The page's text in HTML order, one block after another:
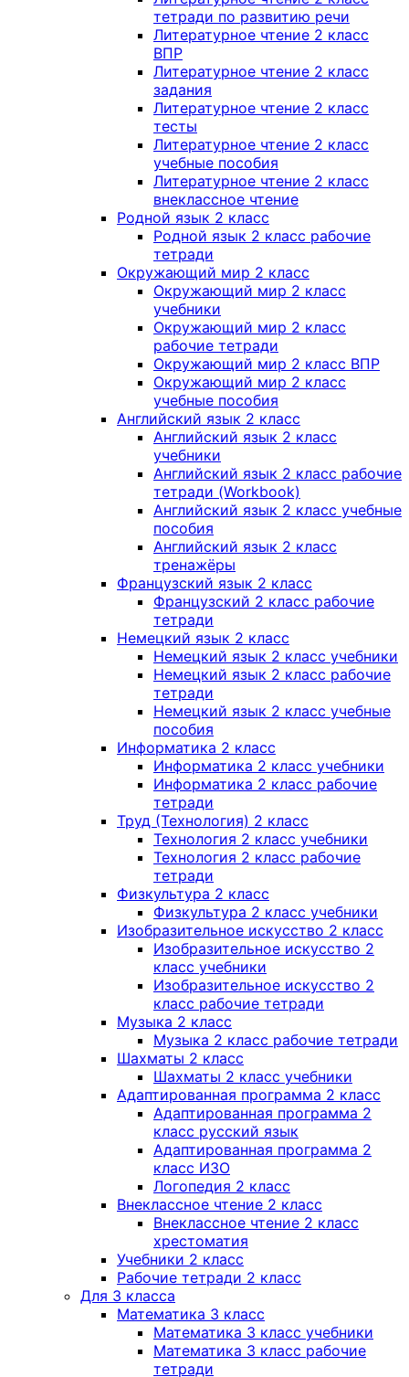
тетради по развитию речи
Литературное чтение 2 класс
ВПР
Литературное чтение 2 класс
задания
Литературное чтение 2 класс
тесты
Литературное чтение 2 класс
учебные пособия
Литературное чтение 2 класс
внеклассное чтение
Родной язык 2 класс
Родной язык 2 класс рабочие
тетради
Окружающий мир 2 класс
Окружающий мир 2 класс
учебники
Окружающий мир 2 класс
рабочие тетради
Окружающий мир 2 класс ВПР
Окружающий мир 2 класс
учебные пособия
Английский язык 2 класс
Английский язык 2 класс
учебники
Английский язык 2 класс рабочие
тетради (Workbook)
Английский язык 2 класс учебные
пособия
Английский язык 2 класс
тренажёры
Французский язык 2 класс
Французский 2 класс рабочие
тетради
Немецкий язык 2 класс
Немецкий язык 2 класс учебники
Немецкий язык 2 класс рабочие
тетради
Немецкий язык 2 класс учебные
пособия
Информатика 2 класс
Информатика 2 класс учебники
Информатика 2 класс рабочие
тетради
Труд (Технология) 2 класс
Технология 2 класс учебники
Технология 2 класс рабочие
тетради
Физкультура 2 класс
Физкультура 2 класс учебники
Изобразительное искусство 2 класс
Изобразительное искусство 2
класс учебники
Изобразительное искусство 2
класс рабочие тетради
Музыка 2 класс
Музыка 2 класс рабочие тетради
Шахматы 2 класс
Шахматы 2 класс учебники
Адаптированная программа 2 класс
Адаптированная программа 2
класс русский язык
Адаптированная программа 2
класс ИЗО
Логопедия 2 класс
Внеклассное чтение 2 класс
Внеклассное чтение 2 класс
хрестоматия
Учебники 2 класс
Рабочие тетради 2 класс
Для 3 класса
Математика 3 класс
Математика 3 класс учебники
Математика 3 класс рабочие
тетради